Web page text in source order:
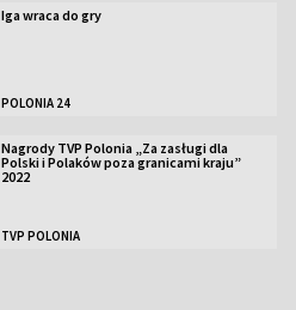
Iga wraca do gry
POLONIA 24
Nagrody TVP Polonia „Za zasługi dla
Polski i Polaków poza granicami kraju”
2022
TVP POLONIA